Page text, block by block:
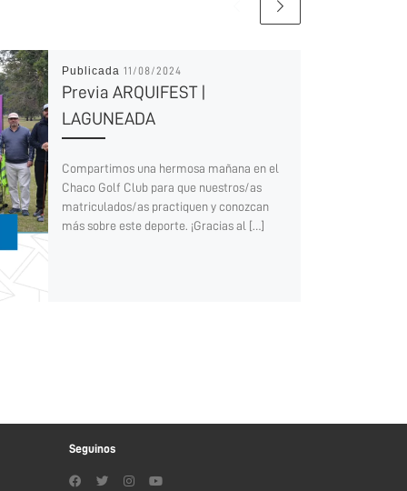
Publicada 11/08/2024
Previa ARQUIFEST |
LAGUNEADA
Compartimos una hermosa mañana en el
Chaco Golf Club para que nuestros/as
matriculados/as practiquen y conozcan
más sobre este deporte. ¡Gracias al […]
Seguinos